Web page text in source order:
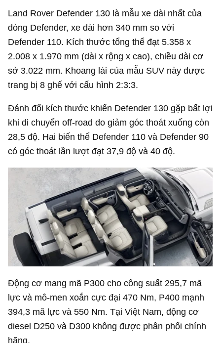
Land Rover Defender 130 là mẫu xe dài nhất của
dòng Defender, xe dài hơn 340 mm so với
Defender 110. Kích thước tổng thể đạt 5.358 x
2.008 x 1.970 mm (dài x rộng x cao), chiều dài cơ
sở 3.022 mm. Khoang lái của mẫu SUV này được
trang bị 8 ghế với cấu hình 2:3:3.
Đánh đổi kích thước khiến Defender 130 gặp bất lợi
khi di chuyển off-road do giảm góc thoát xuống còn
28,5 độ. Hai biến thể Defender 110 và Defender 90
có góc thoát lần lượt đạt 37,9 độ và 40 độ.
Động cơ mang mã P300 cho công suất 295,7 mã
lực và mô-men xoắn cực đại 470 Nm, P400 mạnh
394,3 mã lực và 550 Nm. Tại Việt Nam, động cơ
diesel D250 và D300 không được phân phối chính
hãng.